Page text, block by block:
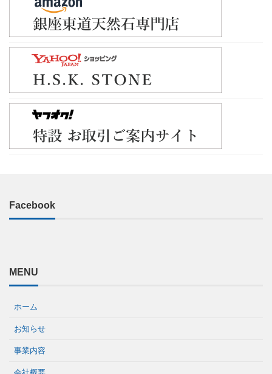
Facebook
MENU
ホーム
お知らせ
事業内容